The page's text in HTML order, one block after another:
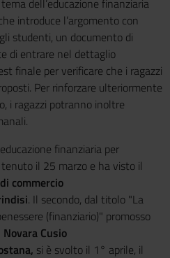
dell’educazione finanziaria
introduce l’argomento con
studenti, un documento di
di entrare nel dettaglio
finale per verificare che i ragazzi
Per rinforzare ulteriormente
i ragazzi potranno inoltre
finanziaria per
il 25 marzo e ha visto il
commercio
. Il secondo, dal titolo "La
(finanziario)" promosso
Cusio
si è svolto il 1° aprile, il